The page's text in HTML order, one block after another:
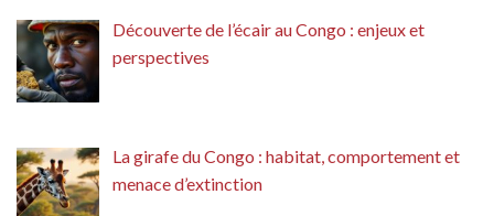
Découverte de l’écair au Congo : enjeux et
perspectives
La girafe du Congo : habitat, comportement et
menace d’extinction